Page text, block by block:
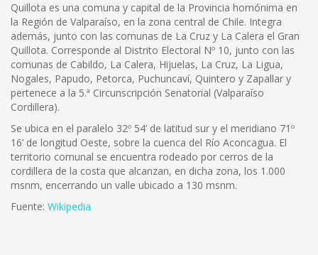
Quillota es una comuna y capital de la Provincia homónima en
la Región de Valparaíso, en la zona central de Chile. Integra
además, junto con las comunas de La Cruz y La Calera el Gran
Quillota. Corresponde al Distrito Electoral Nº 10, junto con las
comunas de Cabildo, La Calera, Hijuelas, La Cruz, La Ligua,
Nogales, Papudo, Petorca, Puchuncaví, Quintero y Zapallar y
pertenece a la 5.ª Circunscripción Senatorial (Valparaíso
Cordillera).
Se ubica en el paralelo 32º 54’ de latitud sur y el meridiano 71º
16’ de longitud Oeste, sobre la cuenca del Río Aconcagua. El
territorio comunal se encuentra rodeado por cerros de la
cordillera de la costa que alcanzan, en dicha zona, los 1.000
msnm, encerrando un valle ubicado a 130 msnm.
Fuente: Wikipedia